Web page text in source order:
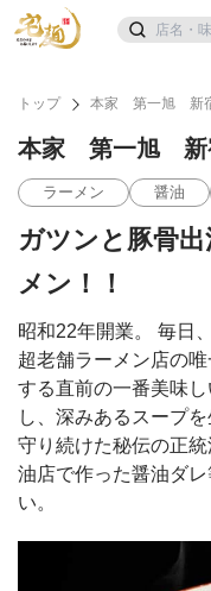
トップ 本家 第一旭 新
本家 第一旭 新
ラーメン 醤油
ガツンと豚骨
メン！！
昭和22年開業。 毎日
超老舗ラーメン店の
する直前の一番美味
し、深みあるスープ
守り続けた秘伝の正
油店で作った醤油ダ
い。